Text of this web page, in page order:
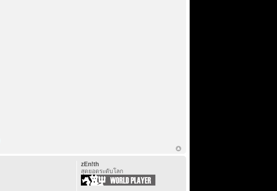
zEn!th
สุดยอดระดับโลก